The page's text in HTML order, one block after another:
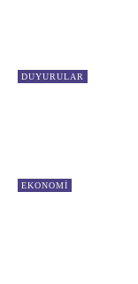
DUYURULAR
EKONOMI